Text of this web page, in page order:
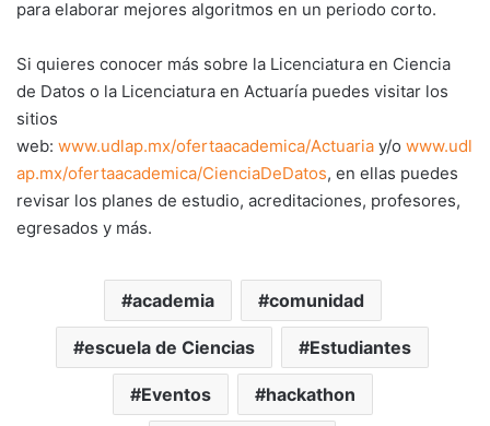
para elaborar mejores algoritmos en un periodo corto.
Si quieres conocer más sobre la Licenciatura en Ciencia
de Datos o la Licenciatura en Actuaría puedes visitar los
sitios
web: www.udlap.mx/ofertaacademica/Actuaria y/o www.udl
ap.mx/ofertaacademica/CienciaDeDatos, en ellas puedes
revisar los planes de estudio, acreditaciones, profesores,
egresados y más.
academia comunidad
escuela de Ciencias Estudiantes
Eventos hackathon